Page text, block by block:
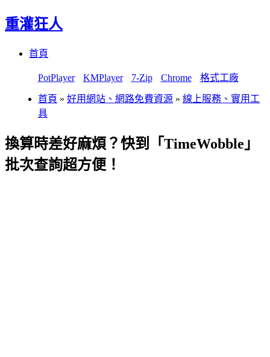
重灌狂人
首頁
PotPlayer KMPlayer 7-Zip Chrome 格式工廠
首頁 » 好用網站、網路免費資源 » 線上服務、實用工
具
換算時差好麻煩？快到「TimeWobble」
批次查詢超方便！